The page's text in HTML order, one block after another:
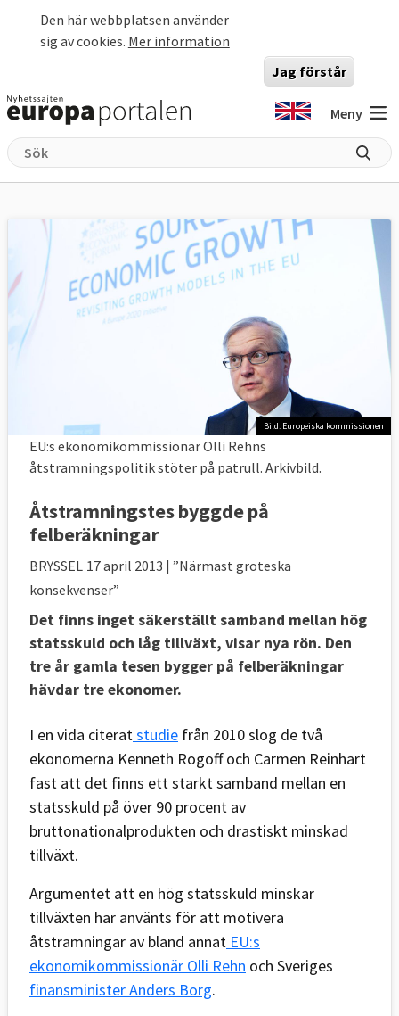
Den här webbplatsen använder
sig av cookies. Mer information
Jag förstår
Meny
Bild: Europeiska kommissionen
EU:s ekonomikommissionär Olli Rehns
åtstramningspolitik stöter på patrull. Arkivbild.
Åtstramningstes byggde på
felberäkningar
BRYSSEL 17 april 2013 | ”Närmast groteska
konsekvenser”
Det finns inget säkerställt samband mellan hög
statsskuld och låg tillväxt, visar nya rön. Den
tre år gamla tesen bygger på felberäkningar
hävdar tre ekonomer.
I en vida citerat studie från 2010 slog de två
ekonomerna Kenneth Rogoff och Carmen Reinhart
fast att det finns ett starkt samband mellan en
statsskuld på över 90 procent av
bruttonationalprodukten och drastiskt minskad
tillväxt.
Argumentet att en hög statsskuld minskar
tillväxten har använts för att motivera
åtstramningar av bland annat EU:s
ekonomikommissionär Olli Rehn och Sveriges
finansminister Anders Borg.